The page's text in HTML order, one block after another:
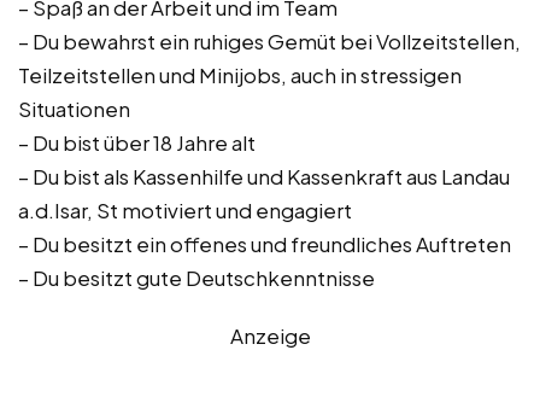
– Spaß an der Arbeit und im Team
– Du bewahrst ein ruhiges Gemüt bei Vollzeitstellen,
Teilzeitstellen und Minijobs, auch in stressigen
Situationen
– Du bist über 18 Jahre alt
– Du bist als Kassenhilfe und Kassenkraft aus Landau
a.d.Isar, St motiviert und engagiert
– Du besitzt ein offenes und freundliches Auftreten
– Du besitzt gute Deutschkenntnisse
Anzeige